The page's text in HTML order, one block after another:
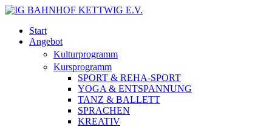
Start
Angebot
Kulturprogramm
Kursprogramm
SPORT & REHA-SPORT
YOGA & ENTSPANNUNG
TANZ & BALLETT
SPRACHEN
KREATIV